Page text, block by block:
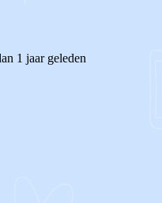
1 jaar geleden